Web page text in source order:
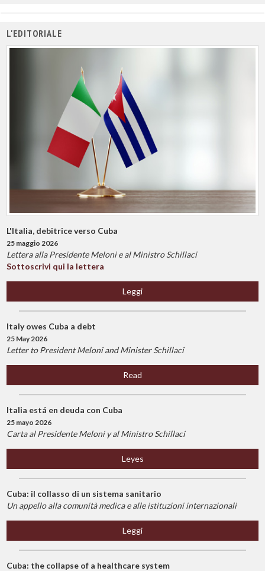
L'EDITORIALE
L'Italia, debitrice verso Cuba
25 maggio 2026
Lettera alla Presidente Meloni e al Ministro Schillaci
Sottoscrivi qui la lettera
Leggi
Italy owes Cuba a debt
25 May 2026
Letter to President Meloni and Minister Schillaci
Read
Italia está en deuda con Cuba
25 mayo 2026
Carta al Presidente Meloni y al Ministro Schillaci
Leyes
Cuba: il collasso di un sistema sanitario
Un appello alla comunità medica e alle istituzioni internazionali
Leggi
Cuba: the collapse of a healthcare system